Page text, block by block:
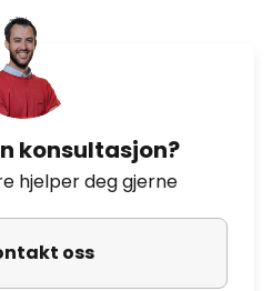
konsultasjon?
hjelper deg gjerne
oss